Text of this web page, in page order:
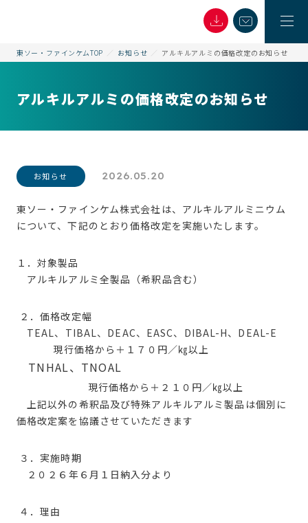
東ソー・ファインケムTOP お知らせ アルキルアルミの価格改定のお知らせ
アルキルアルミの価格改定のお知らせ
お知らせ 2026.05.20
東ソー・ファインケム株式会社は、アルキルアルミニウム
について、下記のとおり価格改定を実施いたします。
１．対象製品
アルキルアルミ全製品（希釈品含む）
２．価格改定幅
TEAL、TIBAL、DEAC、EASC、DIBAL-H、DEAL-E
現行価格から＋１７０円／㎏以上
TNHAL、TNOAL
現行価格から＋２１０円／㎏以上
上記以外の希釈品及び特殊アルキルアルミ製品は個別に
価格改定案を協議させていただきます
３．実施時期
２０２６ 年６月１日納入分より
４．理由